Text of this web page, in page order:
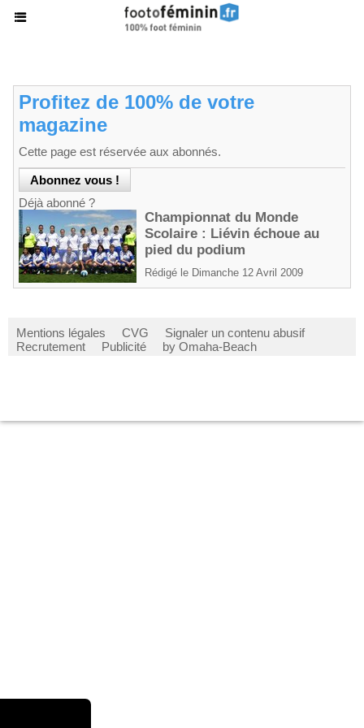
Profitez de 100% de votre
magazine
Cette page est réservée aux abonnés.
Déjà abonné ?
Championnat du Monde
Scolaire : Liévin échoue au
pied du podium
Rédigé le Dimanche 12 Avril 2009
Mentions légales CVG
Signaler un contenu abusif
Recrutement
Publicité by Omaha-Beach